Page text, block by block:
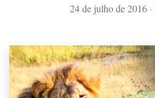
24 de julho de 2016 ·